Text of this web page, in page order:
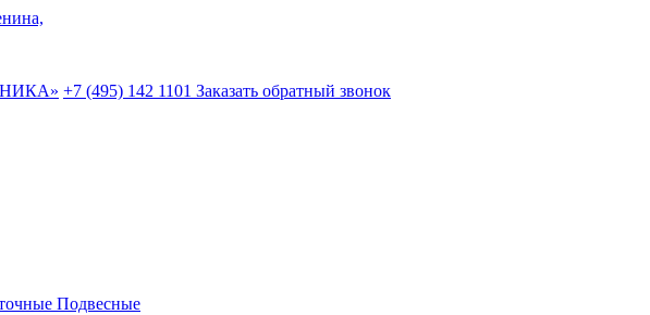
+7 (495) 142 1101 Заказать обратный звонок
Подвесные